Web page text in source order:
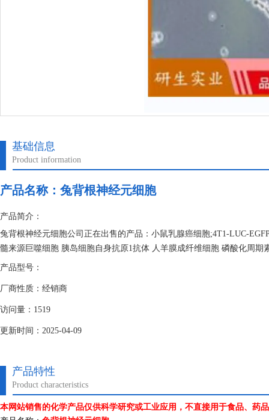
基础信息
Product information
产品名称： 兔背根神经元细胞
产品简介：
兔背根神经元细胞公司正在出售的产品：小鼠乳腺癌细胞;4T1-LUC-
髓来源巨噬细胞 胰岛细胞自身抗原1抗体 人羊膜成纤维细胞 磷酸化周期
产品型号：
厂商性质：经销商
访问量：1519
更新时间：2025-04-09
产品特性
Product characteristics
本网站销售的化学产品仅供科学研究或工业应用，不直接用于食品、药